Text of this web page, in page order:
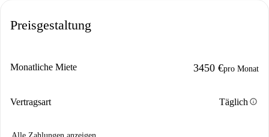
Preisgestaltung
Monatliche Miete 3450 €pro Monat
Vertragsart Täglich info